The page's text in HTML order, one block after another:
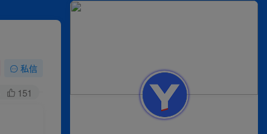
私信
151